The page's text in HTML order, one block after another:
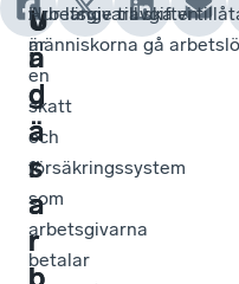
V
a
d
ä
r
a
r
Arbetsgivaravgiften
är
en
skatt
och
försäkringssystem
som
arbetsgivarna
betalar
U
n
g
a
s
a
r
Hur länge till ska vi
människorna gå